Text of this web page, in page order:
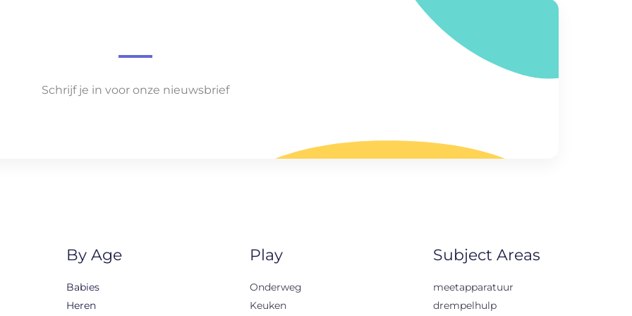
Schrijf je in voor onze nieuwsbrief
By Age
Babies
Heren
Play
Onderweg
Keuken
Subject Areas
meetapparatuur
drempelhulp